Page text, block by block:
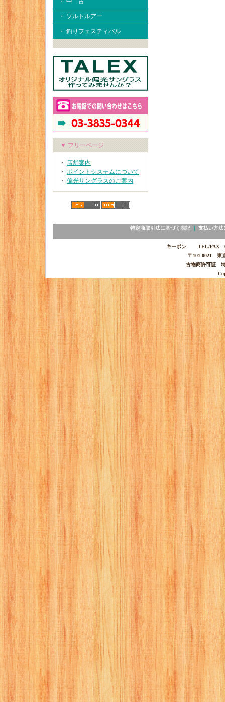
・ ソルトルアー
・ 釣りフェスティバル
▼ フリーページ
・ 店舗案内
・ ポイントシステムについて
・ 偏光サングラスのご案内
特定商取引法に基づく表記｜ 支払い方法
キーポン TEL/FAX
〒101-0021 東
古物商許可証